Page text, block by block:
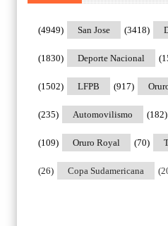
San Jose
(4949) (3418)
Deporte Nacional
(1830)
LFPB
(1502) (917)
Automovilismo
(235) (182)
Oruro Royal
(109) (70)
Copa Sudamericana
(26)